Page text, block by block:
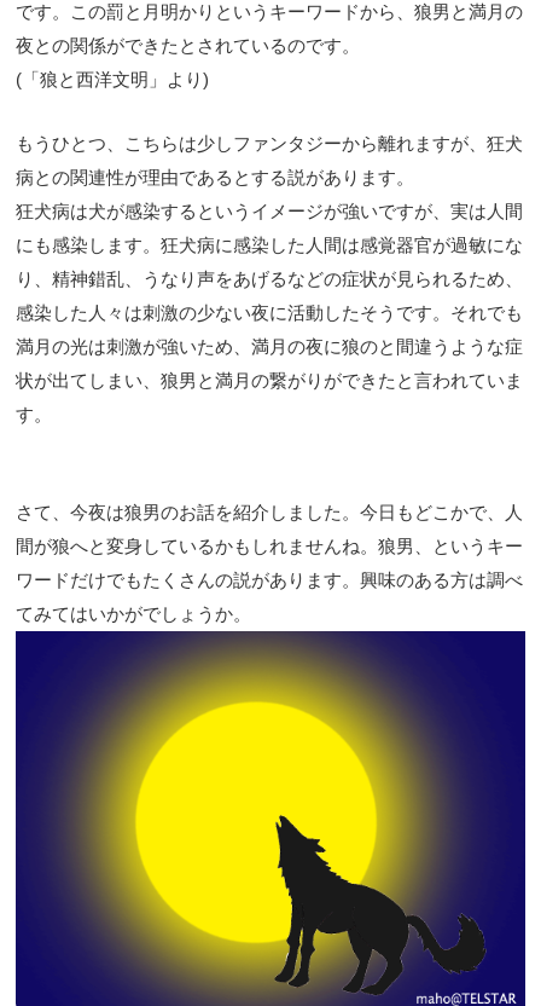
です。この罰と月明かりというキーワードから、狼男と満月の
夜との関係ができたとされているのです。
(「狼と西洋文明」より)
もうひとつ、こちらは少しファンタジーから離れますが、狂犬
病との関連性が理由であるとする説があります。
狂犬病は犬が感染するというイメージが強いですが、実は人間
にも感染します。狂犬病に感染した人間は感覚器官が過敏にな
り、精神錯乱、うなり声をあげるなどの症状が見られるため、
感染した人々は刺激の少ない夜に活動したそうです。それでも
満月の光は刺激が強いため、満月の夜に狼のと間違うような症
状が出てしまい、狼男と満月の繋がりができたと言われていま
す。
さて、今夜は狼男のお話を紹介しました。今日もどこかで、人
間が狼へと変身しているかもしれませんね。狼男、というキー
ワードだけでもたくさんの説があります。興味のある方は調べ
てみてはいかがでしょうか。